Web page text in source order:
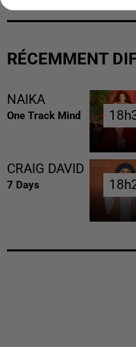
RÉCEMMENT
NAIKA
One Track Mind
CRAIG DAVID
7 Days